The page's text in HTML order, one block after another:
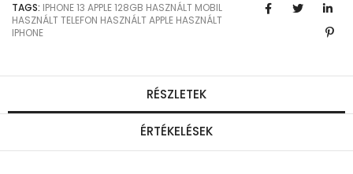
TAGS: IPHONE 13 APPLE128GB HASZNÁLT MOBIL
HASZNÁLT TELEFON HASZNÁLT APPLE HASZNÁLT
IPHONE
RÉSZLETEK
ÉRTÉKELÉSEK